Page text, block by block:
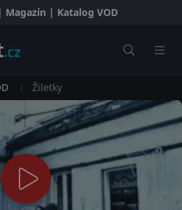
Magazín | Katalog VOD
Žiletky